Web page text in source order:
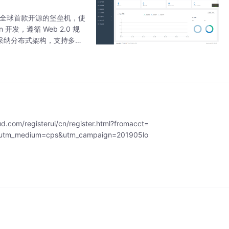
球首款开源的堡垒机，使
开发，遵循 Web 2.0 规
分布式架构，支持多机
registerui/cn/register.html?fromacct=